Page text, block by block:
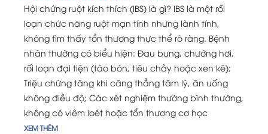
Hội chứng ruột kích thích (IBS) là gì? IBS là một rối
loạn chức năng ruột mạn tính nhưng lành tính,
không tìm thấy tổn thương thực thể rõ ràng. Bệnh
nhân thường có biểu hiện: Đau bụng, chướng hơi,
rối loạn đại tiện (táo bón, tiêu chảy hoặc xen kẽ);
Triệu chứng tăng khi căng thẳng tâm lý, ăn uống
không điều độ; Các xét nghiệm thường bình thường,
không có viêm loét hoặc tổn thương cơ học
XEM THÊM